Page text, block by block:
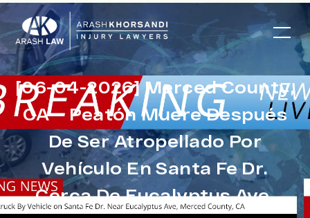
[06-04-2026] Merced County,
CA – Peatón Muere Después
De Ser Atropellado Por
Vehículo En Santa Fe Dr.
Cerca De Eucalyptus Ave.